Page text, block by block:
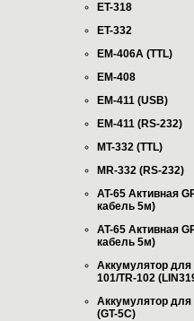
ET-318
ET-332
EM-406A (TTL)
EM-408
EM-411 (USB)
EM-411 (RS-232)
MT-332 (TTL)
MR-332 (RS-232)
AT-65 Активная
кабель 5м)
AT-65 Активная
кабель 5м)
Аккумулятор для
101/TR-102
Аккумулятор для
(GT-5C)